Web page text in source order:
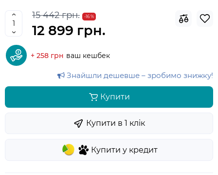
15 442 грн. -16 %
12 899 грн.
+ 258 грн ваш кешбек
Знайшли дешевше – зробимо знижку!
Купити
Купити у кредит
Купити в 1 клiк